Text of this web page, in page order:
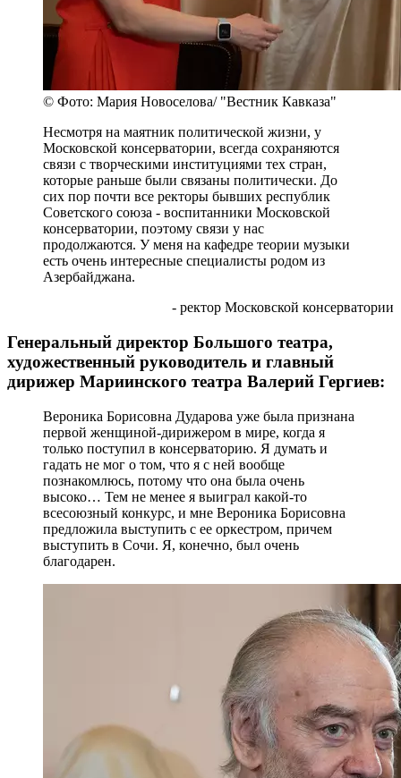
© Фото: Мария Новоселова/ "Вестник Кавказа"
Несмотря на маятник политической жизни, у
Московской консерватории, всегда сохраняются
связи с творческими институциями тех стран,
которые раньше были связаны политически. До
сих пор почти все ректоры бывших республик
Советского союза - воспитанники Московской
консерватории, поэтому связи у нас
продолжаются. У меня на кафедре теории музыки
есть очень интересные специалисты родом из
Азербайджана.
- ректор Московской консерватории
Генеральный директор Большого театра,
художественный руководитель и главный
дирижер Мариинского театра Валерий Гергиев:
Вероника Борисовна Дударова уже была признана
первой женщиной-дирижером в мире, когда я
только поступил в консерваторию. Я думать и
гадать не мог о том, что я с ней вообще
познакомлюсь, потому что она была очень
высоко… Тем не менее я выиграл какой-то
всесоюзный конкурс, и мне Вероника Борисовна
предложила выступить с ее оркестром, причем
выступить в Сочи. Я, конечно, был очень
благодарен.